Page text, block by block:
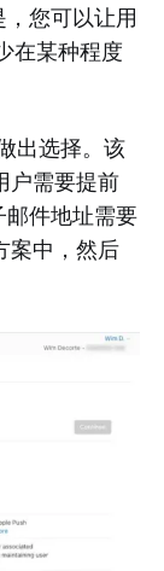
，您可以让用
在某种程度
出选择。该
户需要提前
件地址需要
案中，然后